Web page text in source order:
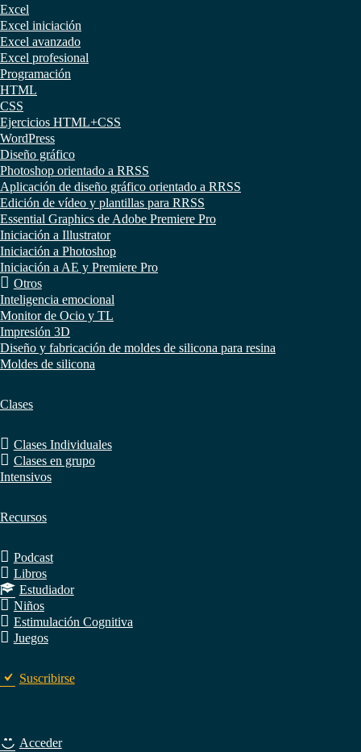
Excel
Excel iniciación
Excel avanzado
Excel profesional
Programación
HTML
CSS
Ejercicios HTML+CSS
WordPress
Diseño gráfico
Photoshop orientado a RRSS
Aplicación de diseño gráfico orientado a RRSS
Edición de vídeo y plantillas para RRSS
Essential Graphics de Adobe Premiere Pro
Iniciación a Illustrator
Iniciación a Photoshop
Iniciación a AE y Premiere Pro
Otros
Inteligencia emocional
Monitor de Ocio y TL
Impresión 3D
Diseño y fabricación de moldes de silicona para resina
Moldes de silicona
Clases
Clases Individuales
Clases en grupo
Intensivos
Recursos
Podcast
Libros
Estudiador
Niños
Estimulación Cognitiva
Juegos
Suscribirse
Acceder